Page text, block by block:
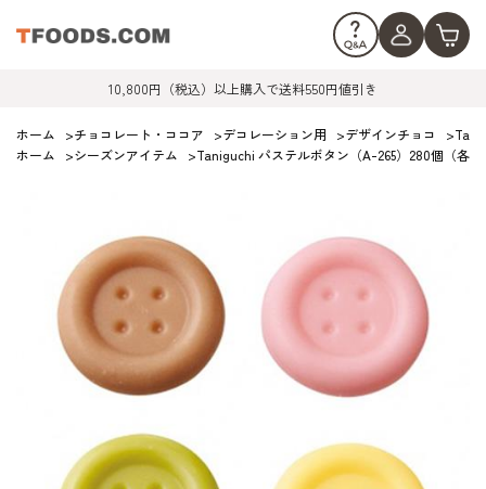
10,800円（税込）以上購入で送料550円値引き
ホーム >チョコレート・ココア >デコレーション用 >デザインチョコ >
ホーム
>シーズンアイテム >Taniguchi パステルボタン（A-265）280個（各